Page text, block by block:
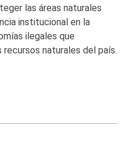
las áreas naturales
institucional en la
ilegales que
recursos naturales del país.